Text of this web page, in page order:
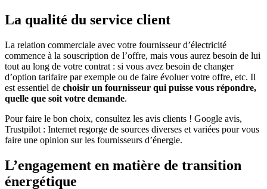
La qualité du service client
La relation commerciale avec votre fournisseur d’électricité
commence à la souscription de l’offre, mais vous aurez besoin de lui
tout au long de votre contrat : si vous avez besoin de changer
d’option tarifaire par exemple ou de faire évoluer votre offre, etc. Il
est essentiel de choisir un fournisseur qui puisse vous répondre,
quelle que soit votre demande.
Pour faire le bon choix, consultez les avis clients ! Google avis,
Trustpilot : Internet regorge de sources diverses et variées pour vous
faire une opinion sur les fournisseurs d’énergie.
L’engagement en matière de transition
énergétique